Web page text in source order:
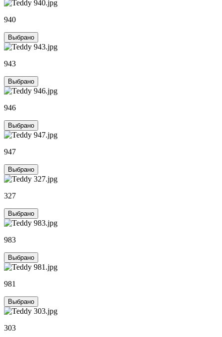
940
Выбрано
943
Выбрано
946
Выбрано
947
Выбрано
327
Выбрано
983
Выбрано
981
Выбрано
303